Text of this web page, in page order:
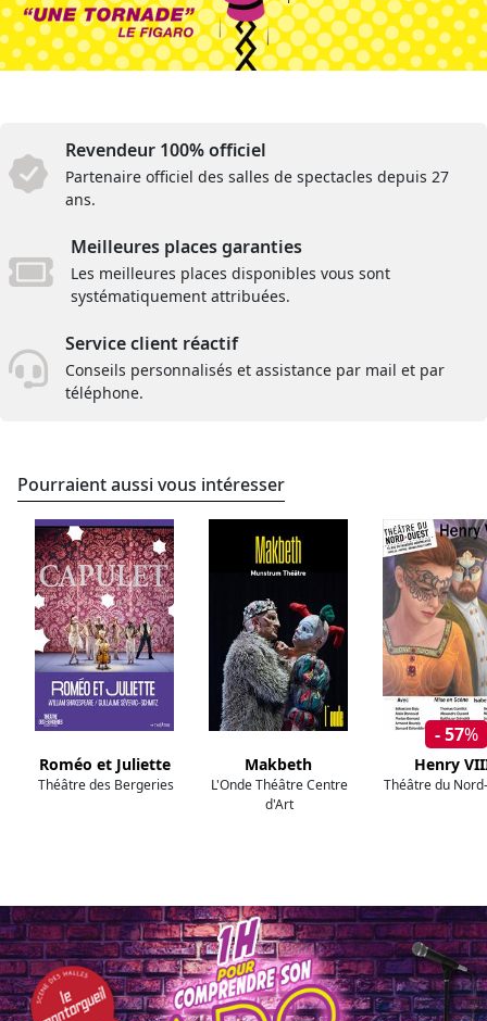
Revendeur 100% officiel
Partenaire officiel des salles de spectacles depuis 27
ans.
Meilleures places garanties
Les meilleures places disponibles vous sont
systématiquement attribuées.
Service client réactif
Conseils personnalisés et assistance par mail et par
téléphone.
Pourraient aussi vous intéresser
Roméo et Juliette
Théâtre des Bergeries
Makbeth
L'Onde Théâtre Centre
d'Art
- 57%
Henry
Théâtre du